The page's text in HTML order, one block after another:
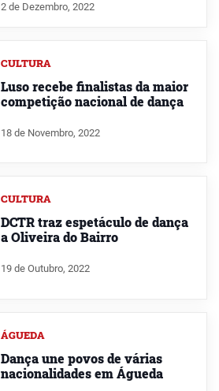
2 de Dezembro, 2022
CULTURA
Luso recebe finalistas da maior
competição nacional de dança
18 de Novembro, 2022
CULTURA
DCTR traz espetáculo de dança
a Oliveira do Bairro
19 de Outubro, 2022
ÁGUEDA
Dança une povos de várias
nacionalidades em Águeda